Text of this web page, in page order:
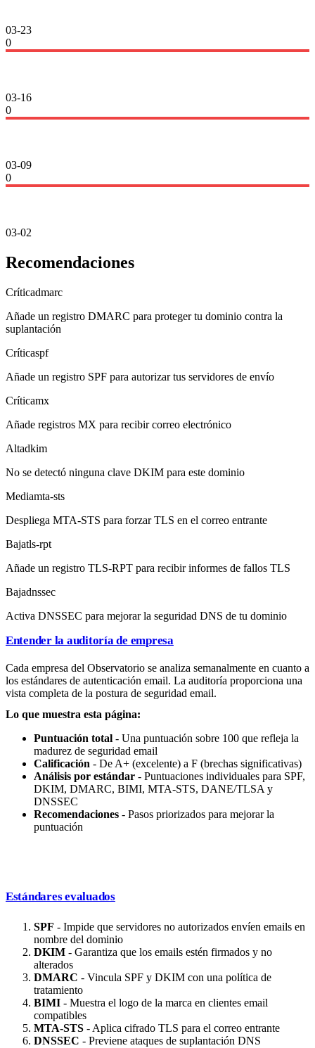
03-23
0
03-16
0
03-09
0
03-02
Recomendaciones
Críticadmarc
Añade un registro DMARC para proteger tu dominio contra la
suplantación
Críticaspf
Añade un registro SPF para autorizar tus servidores de envío
Críticamx
Añade registros MX para recibir correo electrónico
Altadkim
No se detectó ninguna clave DKIM para este dominio
Mediamta-sts
Despliega MTA-STS para forzar TLS en el correo entrante
Bajatls-rpt
Añade un registro TLS-RPT para recibir informes de fallos TLS
Bajadnssec
Activa DNSSEC para mejorar la seguridad DNS de tu dominio
Entender la auditoría de empresa
Cada empresa del Observatorio se analiza semanalmente en cuanto a
los estándares de autenticación email. La auditoría proporciona una
vista completa de la postura de seguridad email.
Lo que muestra esta página:
Puntuación total - Una puntuación sobre 100 que refleja la
madurez de seguridad email
Calificación - De A+ (excelente) a F (brechas significativas)
Análisis por estándar - Puntuaciones individuales para SPF,
DKIM, DMARC, BIMI, MTA-STS, DANE/TLSA y
DNSSEC
Recomendaciones - Pasos priorizados para mejorar la
puntuación
Estándares evaluados
SPF - Impide que servidores no autorizados envíen emails en
nombre del dominio
DKIM - Garantiza que los emails estén firmados y no
alterados
DMARC - Vincula SPF y DKIM con una política de
tratamiento
BIMI - Muestra el logo de la marca en clientes email
compatibles
MTA-STS - Aplica cifrado TLS para el correo entrante
DNSSEC - Previene ataques de suplantación DNS